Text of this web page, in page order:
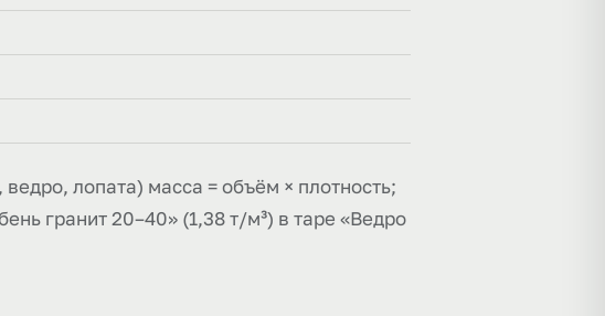
лопата) масса = объём × плотность;
гранит 20–40» (1,38 т/м³) в таре «Ведро